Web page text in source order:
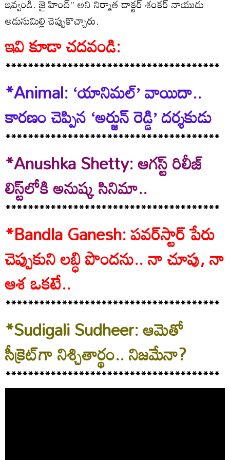
అడుసుమిల్లి చెప్పుకొచ్చారు.
ఇవి కూడా చదవండి:
**************************************
*Animal: ‘యానిమల్’ వాయిదా..
కారణం చెప్పిన ‘అర్జున్ రెడ్డి’ దర్శకుడు
**************************************
*Anushka Shetty: ఆగస్ట్ రిలీజ్
లిస్ట్‌లోకి అనుష్క సినిమా..
**************************************
*Bandla Ganesh: పవర్‌స్టార్‌ పేరు
చెప్పుకుని లబ్ధి పొందను.. నా చూపు, నా
ఆశ ఒకటే..
**************************************
*Sudigali Sudheer: ఆమెతో
సీక్రెట్‌గా నిశ్చితార్థం.. నిజమేనా?
**************************************